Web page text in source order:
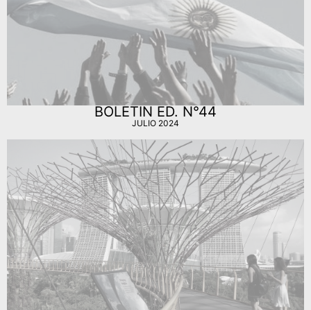
BOLETIN ED. N°44
JULIO 2024